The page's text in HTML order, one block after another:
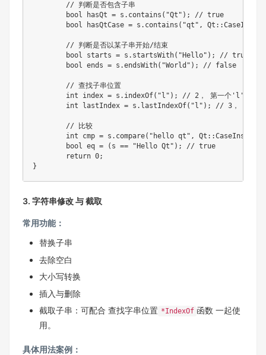
// 判断是否包含子串
bool hasQt = s . contains ( "Qt" ) ;
// true
bool hasQtCase = s . contains ( "qt" , Qt ::
// 判断是否以某子串开始/结束
bool starts = s . startsWith( "Hello" ) ;
// true
bool ends = s .endsWith( "World" ) ; // false
// 查找子串位置
int index = s . indexOf( "l" ) ;
// 2， 第一个'l'的位置
int lastIndex = s . lastIndexOf( "l" ) ; // 3， 最后
// 比较
int cmp = s . compare( "hello qt" , Qt ::
bool eq = ( s == "Hello Qt" ) ;
// true
return 0;
}
3. 字符串修改 与 截取
常用功能：
替换子串
去除空白
大小写转换
插入与删除
截取子串：可配合 查找字串位置 *IndexOf 函数 一起使
用。
具体用法案例：